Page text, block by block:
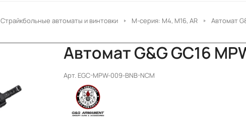
Страйкбольные автоматы и винтовки M-серия: M4, M16, AR Автомат
Автомат G&G GC16
Арт. EGC-MPW-009-BNB-NCM